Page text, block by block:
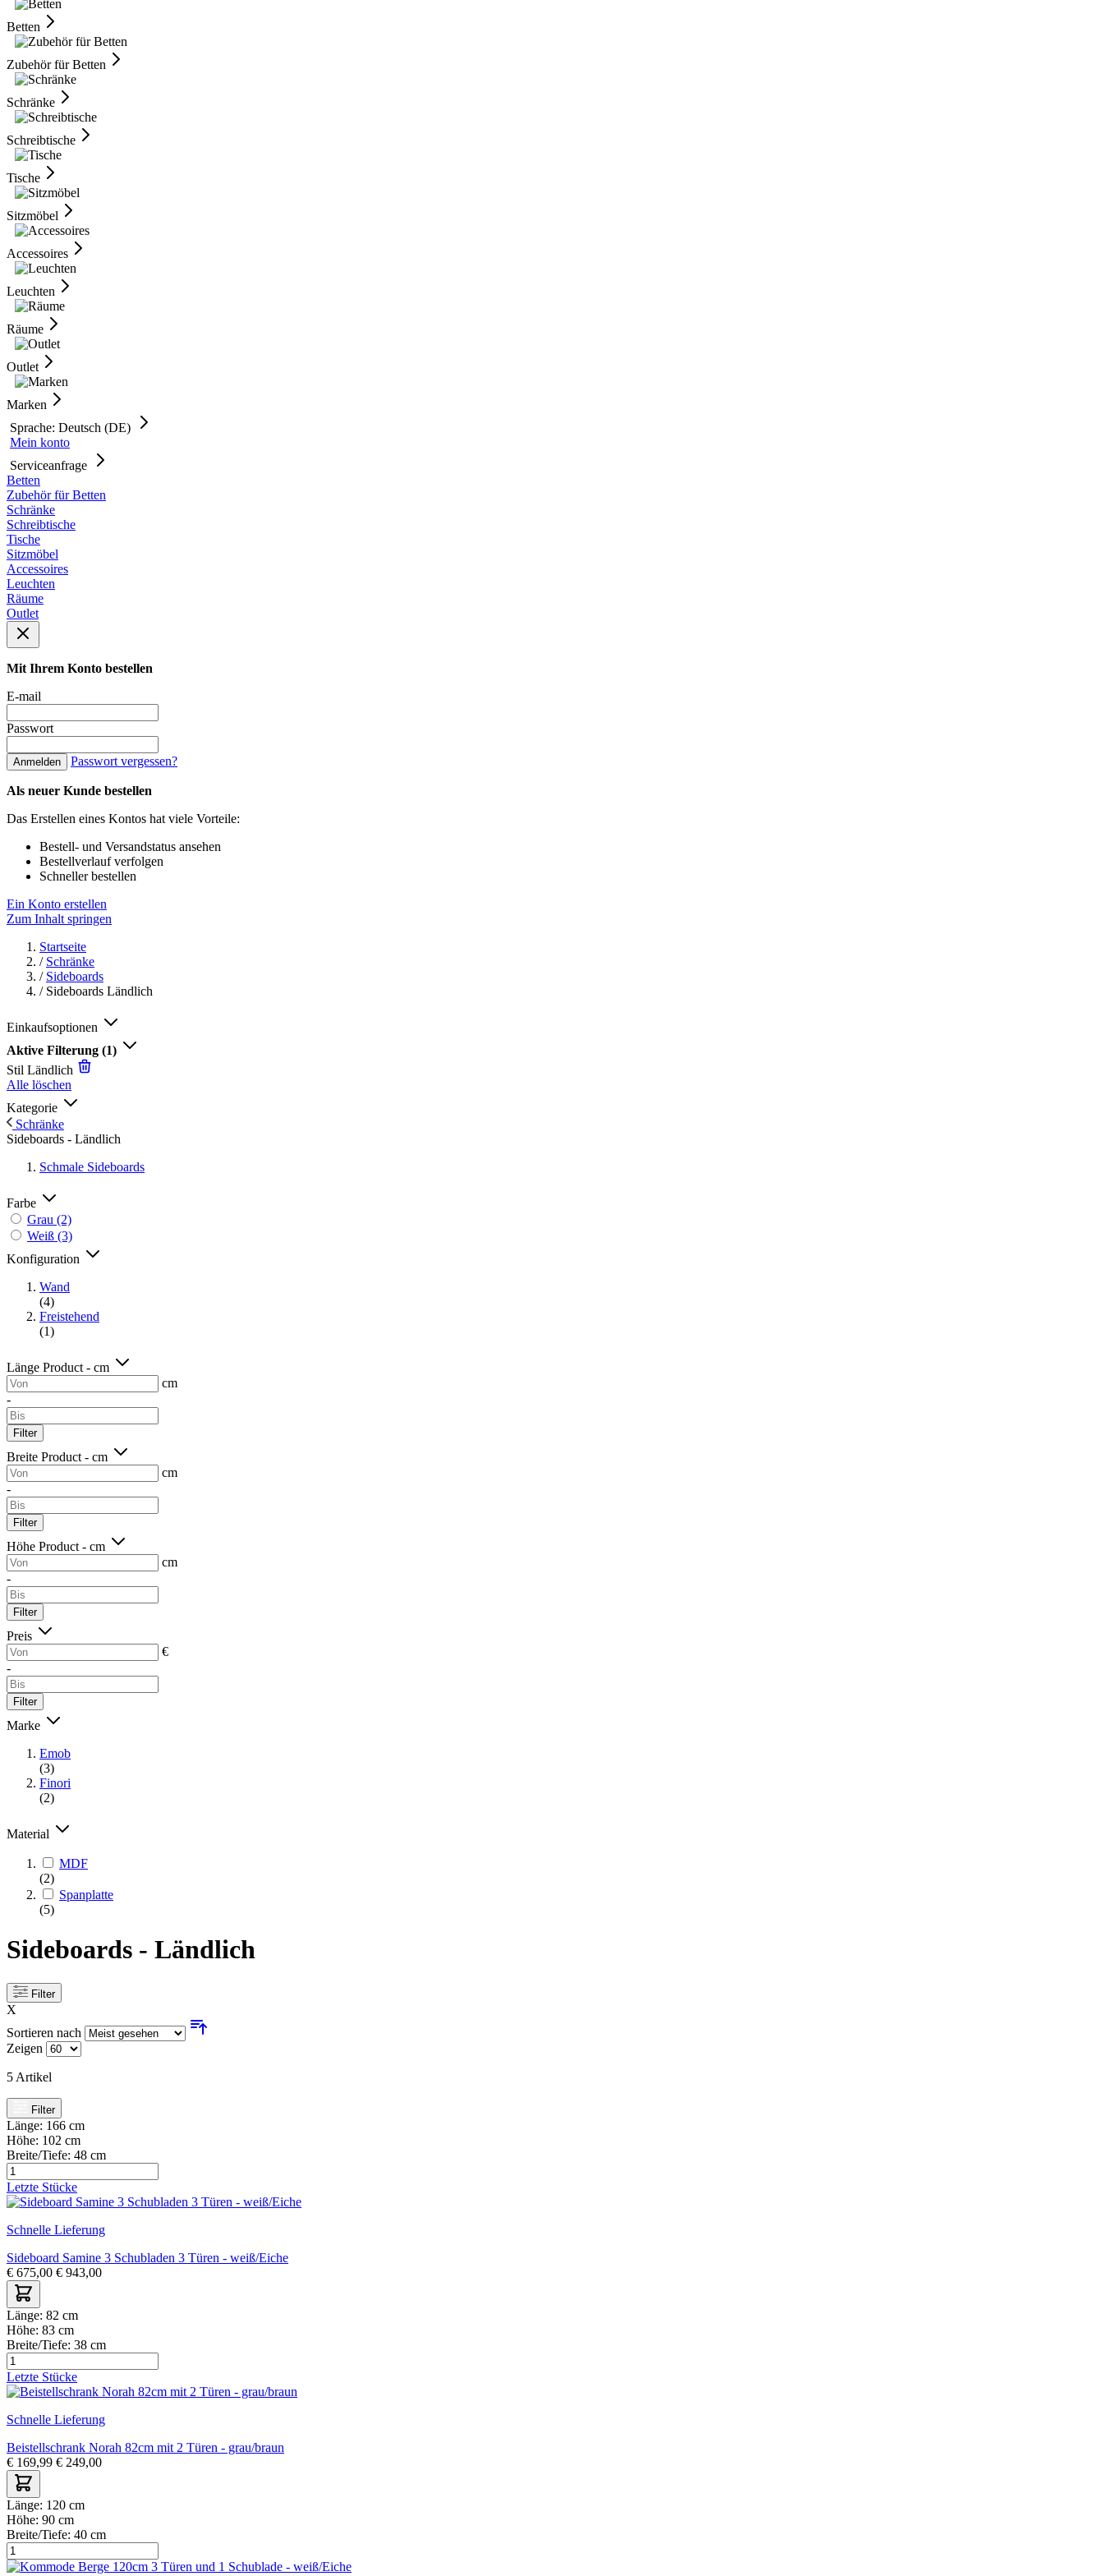
Betten
Zubehör für Betten
Schränke
Schreibtische
Tische
Sitzmöbel
Accessoires
Leuchten
Räume
Outlet
Marken
Sprache: Deutsch (DE)
Mein konto
Serviceanfrage
Betten
Zubehör für Betten
Schränke
Schreibtische
Tische
Sitzmöbel
Accessoires
Leuchten
Räume
Outlet
Mit Ihrem Konto bestellen
E-mail
Passwort
Anmelden Passwort vergessen?
Als neuer Kunde bestellen
Das Erstellen eines Kontos hat viele Vorteile:
Bestell- und Versandstatus ansehen
Bestellverlauf verfolgen
Schneller bestellen
Ein Konto erstellen
Zum Inhalt springen
Startseite
/ Schränke
/ Sideboards
/ Sideboards Ländlich
Einkaufsoptionen
Aktive Filterung (1)
Stil Ländlich
Alle löschen
Kategorie
Schränke
Sideboards - Ländlich
Schmale Sideboards
Farbe
Grau (2)
Weiß (3)
Konfiguration
Wand
(4)
Freistehend
(1)
Länge Product - cm
cm
-
Filter
Breite Product - cm
cm
-
Filter
Höhe Product - cm
cm
-
Filter
Preis
€
-
Filter
Marke
Emob
(3)
Finori
(2)
Material
MDF
(2)
Spanplatte
(5)
Sideboards - Ländlich
Filter
X
Sortieren nach
Zeigen
5 Artikel
Filter
Länge: 166 cm
Höhe: 102 cm
Breite/Tiefe: 48 cm
Letzte Stücke
Schnelle Lieferung
Sideboard Samine 3 Schubladen 3 Türen - weiß/Eiche
€ 675,00 € 943,00
Länge: 82 cm
Höhe: 83 cm
Breite/Tiefe: 38 cm
Letzte Stücke
Schnelle Lieferung
Beistellschrank Norah 82cm mit 2 Türen - grau/braun
€ 169,99 € 249,00
Länge: 120 cm
Höhe: 90 cm
Breite/Tiefe: 40 cm